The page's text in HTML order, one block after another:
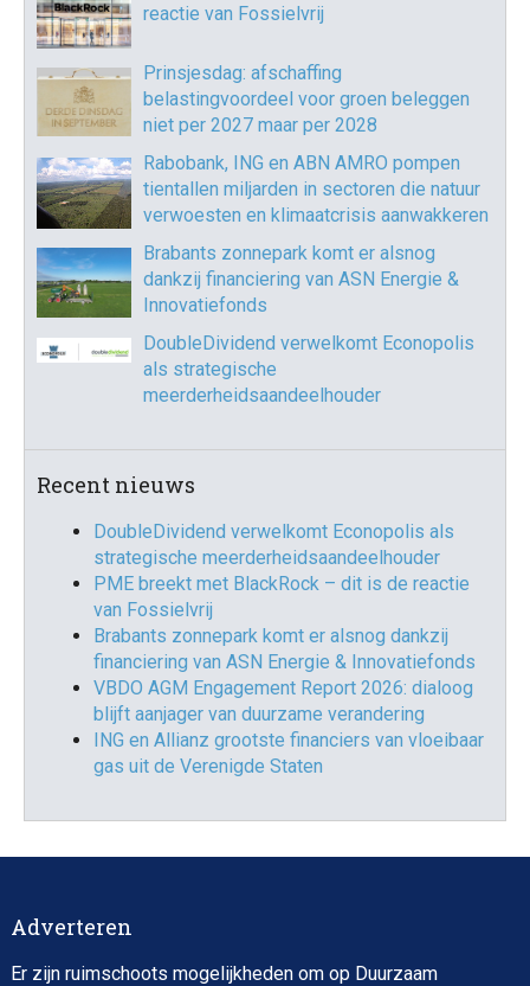
reactie van Fossielvrij
Prinsjesdag: afschaffing
belastingvoordeel voor groen beleggen
niet per 2027 maar per 2028
Rabobank, ING en ABN AMRO pompen
tientallen miljarden in sectoren die natuur
verwoesten en klimaatcrisis aanwakkeren
Brabants zonnepark komt er alsnog
dankzij financiering van ASN Energie &
Innovatiefonds
DoubleDividend verwelkomt Econopolis
als strategische
meerderheidsaandeelhouder
Recent nieuws
DoubleDividend verwelkomt Econopolis als
strategische meerderheidsaandeelhouder
PME breekt met BlackRock – dit is de reactie
van Fossielvrij
Brabants zonnepark komt er alsnog dankzij
financiering van ASN Energie & Innovatiefonds
VBDO AGM Engagement Report 2026: dialoog
blijft aanjager van duurzame verandering
ING en Allianz grootste financiers van vloeibaar
gas uit de Verenigde Staten
Adverteren
Er zijn ruimschoots mogelijkheden om op Duurzaam